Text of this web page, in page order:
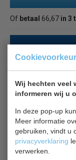
Wij hechten veel
informeren wij u
In deze pop-up
Meer informatie
gebruiken, vindt u
privacyverklaring
verwerken.
Of betaal 66,67 in 3
Beschrijving
UITVERKOCHT
Isa RVS
Geschikt voor de